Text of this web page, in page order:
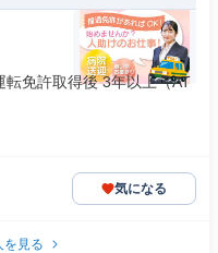
免許取得後 3年以上（AT
気になる
を見る